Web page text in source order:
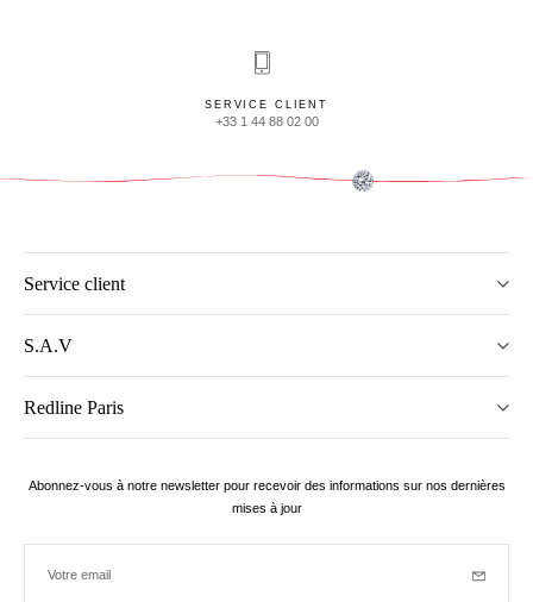
SERVICE CLIENT
+33 1 44 88 02 00
Service client
S.A.V
Redline Paris
Abonnez-vous à notre newsletter pour recevoir des informations sur nos dernières
mises à jour
Votre email